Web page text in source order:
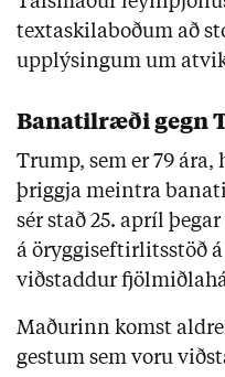
textaskilaboðum að
upplýsingum um
Banatilræði gegn
Trump, sem er 79
þriggja meintra
sér stað 25. apríl
á öryggiseftirlitsstöð
viðstaddur
Maðurinn komst
gestum sem voru